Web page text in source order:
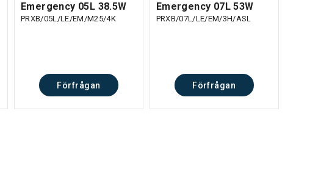
Emergency 05L 38.5W
PRXB/05L/LE/EM/M25/4K
Förfrågan
Emergency 07L 53W
PRXB/07L/LE/EM/3H/ASL
Förfrågan